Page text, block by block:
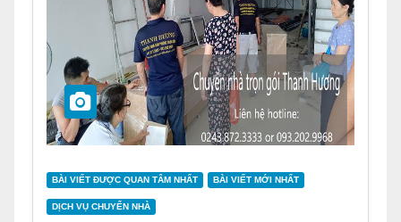
BÀI VIẾT ĐƯỢC QUAN TÂM NHẤT BÀI VIẾT MỚI NHẤT
DỊCH VỤ CHUYỂN NHÀ